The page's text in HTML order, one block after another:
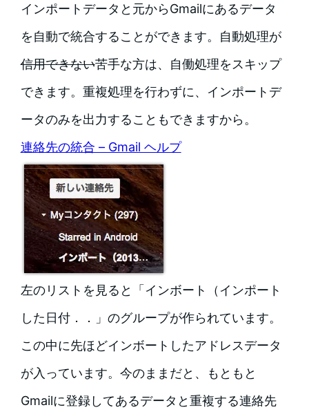
インポートデータと元からGmailにあるデータ
を自動で統合することができます。自動処理が
信用できない苦手な方は、自働処理をスキップ
できます。重複処理を行わずに、インポートデ
ータのみを出力することもできますから。
連絡先の統合 – Gmail ヘルプ
左のリストを見ると「インボート（インポート
した日付．．」のグループが作られています。
この中に先ほどインボートしたアドレスデータ
が入っています。今のままだと、もともと
Gmailに登録してあるデータと重複する連絡先